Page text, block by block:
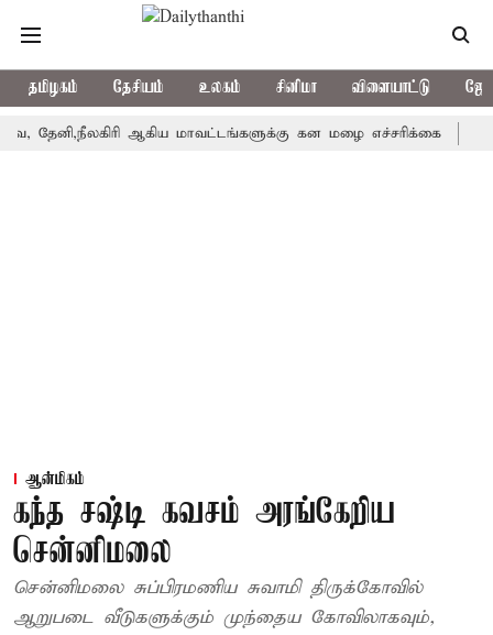
தமிழகம் தேசியம் உலகம் சினிமா விளையாட்டு
தேனி,நீலகிரி ஆகிய மாவட்டங்களுக்கு கன மழை எச்சரிக்கை
ஆன்மிகம்
கந்த சஷ்டி கவசம் அரங்கேறிய
சென்னிமலை
சென்னிமலை சுப்பிரமணிய சுவாமி திருக்கோவில்
ஆறுபடை வீடுகளுக்கும் முந்தைய கோவிலாகவும்,